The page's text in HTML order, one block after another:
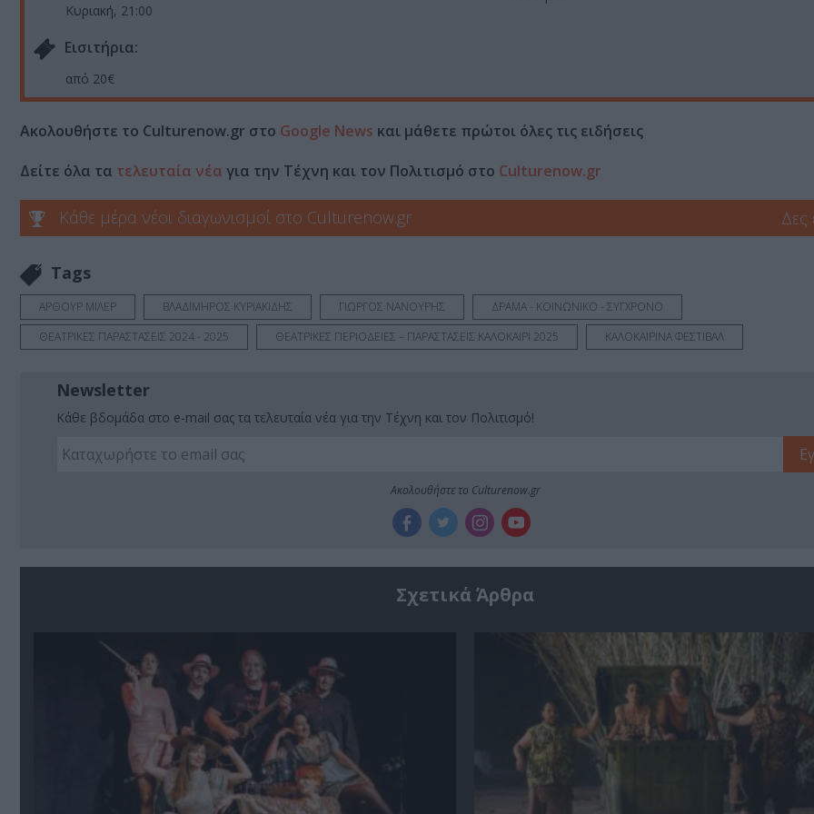
Κυριακή, 21:00
Eισιτήρια:
από 20€
Ακολουθήστε το Culturenow.gr στο Google News και μάθετε πρώτοι όλες τις ειδήσεις
Δείτε όλα τα τελευταία νέα για την Τέχνη και τον Πολιτισμό στο Culturenow.gr
Κάθε μέρα νέοι διαγωνισμοί στο Culturenow.gr Δες
Tags
ΑΡΘΟΥΡ ΜΙΛΕΡ ΒΛΑΔΙΜΗΡΟΣ ΚΥΡΙΑΚΙΔΗΣ ΓΙΩΡΓΟΣ ΝΑΝΟΥΡΗΣ
ΔΡΑΜΑ - ΚΟΙΝΩΝΙΚΟ - ΣΥΓΧΡΟΝΟ
ΘΕΑΤΡΙΚΕΣ ΠΑΡΑΣΤΑΣΕΙΣ 2024 - 2025
ΘΕΑΤΡΙΚΕΣ ΠΕΡΙΟΔΕΙΕΣ – ΠΑΡΑΣΤΑΣΕΙΣ ΚΑΛΟΚΑΙΡΙ 2025 ΚΑΛΟΚΑΙΡΙΝΑ ΦΕΣΤΙΒΑΛ
Newsletter
Κάθε βδομάδα στο e-mail σας τα τελευταία νέα για την Τέχνη και τον Πολιτισμό!
Ακολουθήστε το Culturenow.gr
Σχετικά Άρθρα